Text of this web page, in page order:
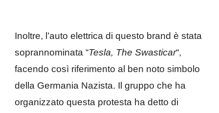
Inoltre, l’auto elettrica di questo brand è stata
soprannominata “Tesla, The Swasticar“,
facendo così riferimento al ben noto simbolo
della Germania Nazista. Il gruppo che ha
organizzato questa protesta ha detto di